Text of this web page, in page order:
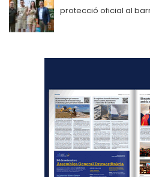
protecció oficial al